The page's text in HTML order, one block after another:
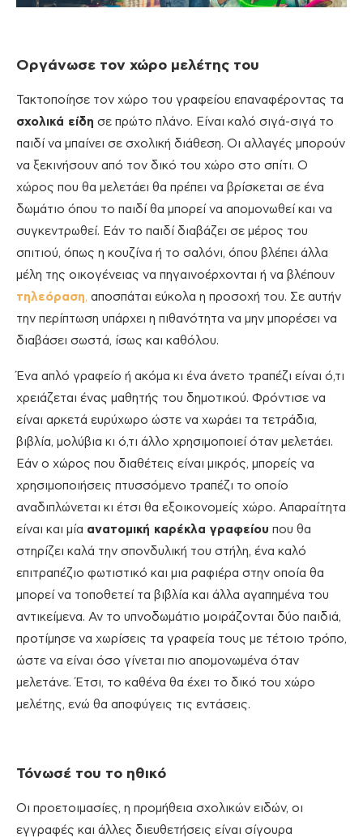
Οργάνωσε τον χώρο μελέτης του
Τακτοποίησε τον χώρο του γραφείου επαναφέροντας τα
σχολικά είδη σε πρώτο πλάνο. Είναι καλό σιγά-σιγά το
παιδί να μπαίνει σε σχολική διάθεση. Οι αλλαγές μπορούν
να ξεκινήσουν από τον δικό του χώρο στο σπίτι. Ο
χώρος που θα μελετάει θα πρέπει να βρίσκεται σε ένα
δωμάτιο όπου το παιδί θα μπορεί να απομονωθεί και να
συγκεντρωθεί. Εάν το παιδί διαβάζει σε μέρος του
σπιτιού, όπως η κουζίνα ή το σαλόνι, όπου βλέπει άλλα
μέλη της οικογένειας να πηγαινοέρχονται ή να βλέπουν
τηλεόραση, αποσπάται εύκολα η προσοχή του. Σε αυτήν
την περίπτωση υπάρχει η πιθανότητα να μην μπορέσει να
διαβάσει σωστά, ίσως και καθόλου.
Ένα απλό γραφείο ή ακόμα κι ένα άνετο τραπέζι είναι ό,τι
χρειάζεται ένας μαθητής του δημοτικού. Φρόντισε να
είναι αρκετά ευρύχωρο ώστε να χωράει τα τετράδια,
βιβλία, μολύβια κι ό,τι άλλο χρησιμοποιεί όταν μελετάει.
Εάν ο χώρος που διαθέτεις είναι μικρός, μπορείς να
χρησιμοποιήσεις πτυσσόμενο τραπέζι το οποίο
αναδιπλώνεται κι έτσι θα εξοικονομείς χώρο. Απαραίτητα
είναι και μία ανατομική καρέκλα γραφείου που θα
στηρίζει καλά την σπονδυλική του στήλη, ένα καλό
επιτραπέζιο φωτιστικό και μια ραφιέρα στην οποία θα
μπορεί να τοποθετεί τα βιβλία και άλλα αγαπημένα του
αντικείμενα. Αν το υπνοδωμάτιο μοιράζονται δύο παιδιά,
προτίμησε να χωρίσεις τα γραφεία τους με τέτοιο τρόπο,
ώστε να είναι όσο γίνεται πιο απομονωμένα όταν
μελετάνε. Έτσι, το καθένα θα έχει το δικό του χώρο
μελέτης, ενώ θα αποφύγεις τις εντάσεις.
Τόνωσέ του το ηθικό
Οι προετοιμασίες, η προμήθεια σχολικών ειδών, οι
εγγραφές και άλλες διευθετήσεις είναι σίγουρα